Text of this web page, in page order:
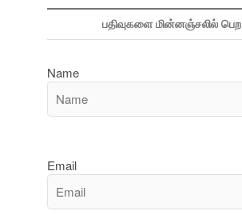
பதிவுகளை மின்னஞ்சலில் பெற
Name
Email